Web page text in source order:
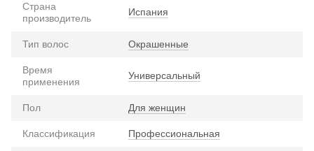
Страна
производитель
Испания
Тип волос Окрашенные
Время
применения
Универсальный
Пол Для женщин
Классификация Профессиональная